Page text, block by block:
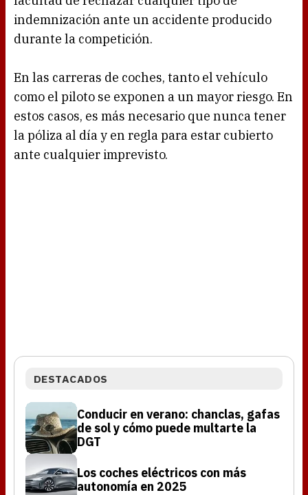
indemnización ante un accidente producido
durante la competición.
En las carreras de coches, tanto el vehículo
como el piloto se exponen a un mayor riesgo. En
estos casos, es más necesario que nunca tener
la póliza al día y en regla para estar cubierto
ante cualquier imprevisto.
DESTACADOS
Conducir en verano: chanclas, gafas
de sol y cómo puede multarte la
DGT
Los coches eléctricos con más
autonomía en 2025